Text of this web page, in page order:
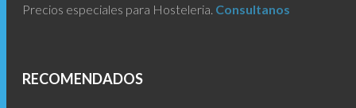
Precios especiales para Hosteleria. Consultanos
RECOMENDADOS